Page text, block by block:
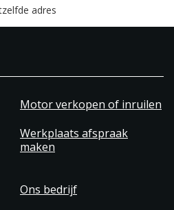
adres
Motor verkopen of inruilen
Werkplaats afspraak
maken
Ons bedrijf